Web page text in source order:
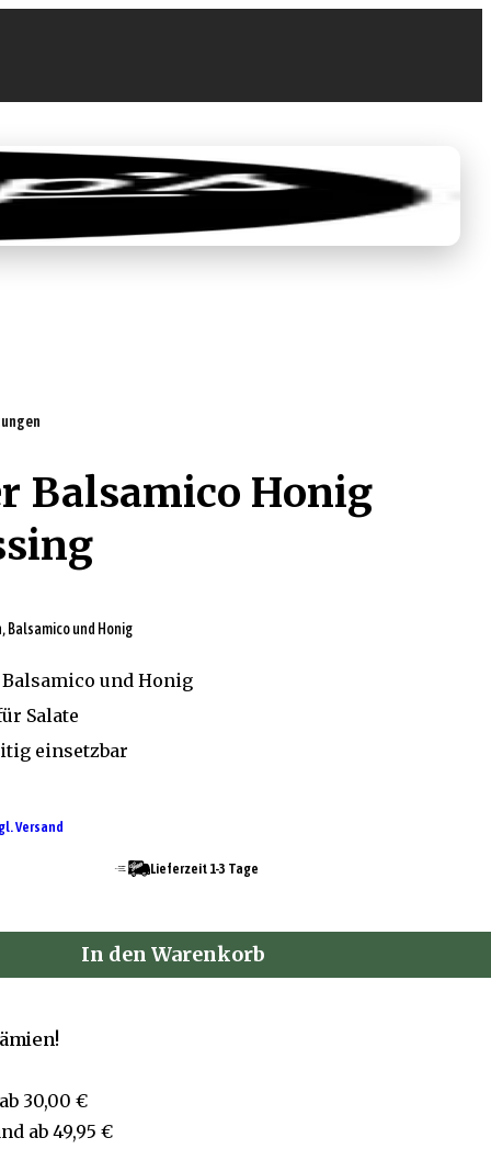
0,00 €
Balsamico Honig
Balsamico und Honig
und Honig
Salate
einsetzbar
Versand
Lieferzeit 1-3 Tage
In den Warenkorb
ab 30,00 €
ab 49,95 €